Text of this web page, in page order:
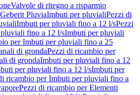
Valvole di ritegno a risparmio
PluviaImbuti per pluvialiPezzi di
Imbuti per pluviali fino a 12 l/sPezzi
fino a 12 l/sImbuti per pluviali
per Imbuti per pluviali fino a 25
di grondaPezzi di ricambio per
di grondaImbuti per pluviali fino a 12
per pluviali fino a 12 l/sImbuti per
ricambio per Imbuti per pluviali fino a
Pezzi di ricambio per Elementi